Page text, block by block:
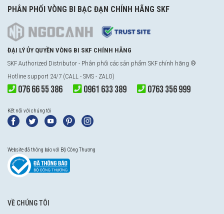
PHÂN PHỐI VÒNG BI BẠC ĐẠN CHÍNH HÃNG SKF
ĐẠI LÝ ỦY QUYỀN VÒNG BI SKF CHÍNH HÃNG
SKF Authorized Distributor - Phân phối các sản phẩm SKF chính hãng ®
Hotline support 24/7 (CALL - SMS - ZALO)
076 66 55 386 0961 633 389 0763 356 999
Kết nối với chúng tôi
Website đã thông báo với Bộ Công Thương
VỀ CHÚNG TÔI